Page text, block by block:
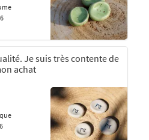
Je suis très contente de
achat